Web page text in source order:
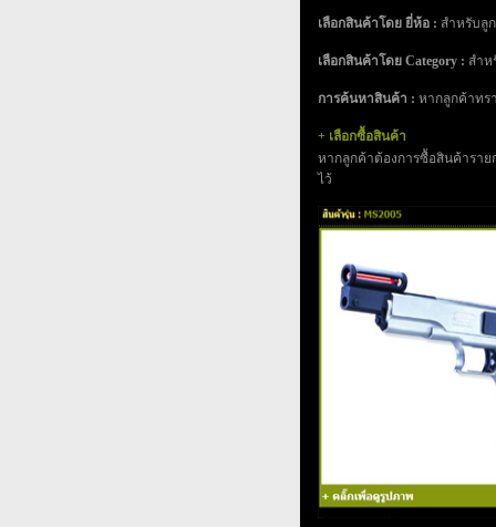
เลือกสินค้าโดย ยี่ห้อ : สำหรับลู
เลือกสินค้าโดย Category : สำห
การค้นหาสินค้า : หากลูกค้าทร
+ เลือกซื้อสินค้า
หากลูกค้าต้องการซื้อสินค้าราย
ไว้